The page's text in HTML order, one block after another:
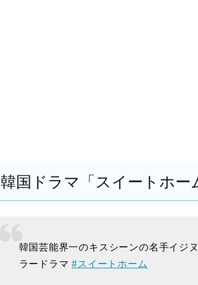
韓国ドラマ「スイートホ
韓国芸能界一のキスシーンの名手イジ
ラードラマ#スイートホーム